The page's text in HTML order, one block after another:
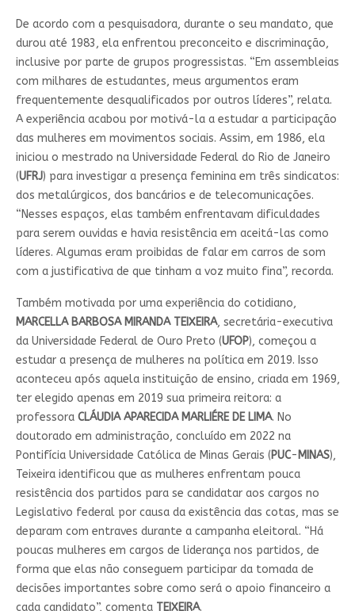
De acordo com a pesquisadora, durante o seu mandato, que
durou até 1983, ela enfrentou preconceito e discriminação,
inclusive por parte de grupos progressistas. “Em assembleias
com milhares de estudantes, meus argumentos eram
frequentemente desqualificados por outros líderes”, relata.
A experiência acabou por motivá-la a estudar a participação
das mulheres em movimentos sociais. Assim, em 1986, ela
iniciou o mestrado na Universidade Federal do Rio de Janeiro
(UFRJ) para investigar a presença feminina em três sindicatos:
dos metalúrgicos, dos bancários e de telecomunicações.
“Nesses espaços, elas também enfrentavam dificuldades
para serem ouvidas e havia resistência em aceitá-las como
líderes. Algumas eram proibidas de falar em carros de som
com a justificativa de que tinham a voz muito fina”, recorda.
Também motivada por uma experiência do cotidiano,
MARCELLA BARBOSA MIRANDA TEIXEIRA, secretária-executiva
da Universidade Federal de Ouro Preto (UFOP), começou a
estudar a presença de mulheres na política em 2019. Isso
aconteceu após aquela instituição de ensino, criada em 1969,
ter elegido apenas em 2019 sua primeira reitora: a
professoraCLÁUDIA APARECIDA MARLIÉRE DE LIMA. No
doutorado em administração, concluído em 2022 na
Pontifícia Universidade Católica de Minas Gerais (PUC- MINAS),
Teixeira identificou que as mulheres enfrentam pouca
resistência dos partidos para se candidatar aos cargos no
Legislativo federal por causa da existência das cotas, mas se
deparam com entraves durante a campanha eleitoral. “Há
poucas mulheres em cargos de liderança nos partidos, de
forma que elas não conseguem participar da tomada de
decisões importantes sobre como será o apoio financeiro a
cada candidato”, comenta TEIXEIRA.